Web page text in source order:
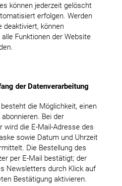
können jederzeit gelöscht
erfolgen. Werden
deaktiviert, können
Funktionen der Website
der Datenverarbeitung
die Möglichkeit, einen
Bei der
die E-Mail-Adresse des
sowie Datum und Uhrzeit
Die Bestellung des
per E-Mail bestätigt; der
Newsletters durch Klick auf
Bestätigung aktivieren.